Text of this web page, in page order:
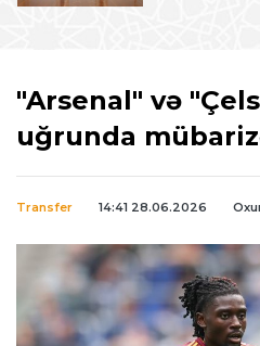
"Arsenal" və
uğrunda
Transfer 14:41 28.06.2026